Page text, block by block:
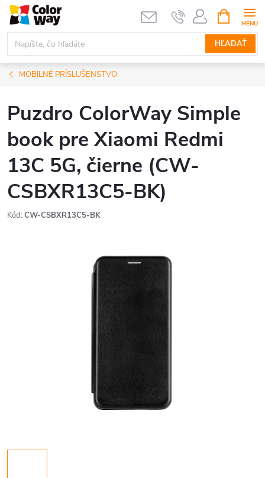
Prejsť
obsah
HĽADAŤ
KOŠÍK
MOBILNÉ PRÍSLUŠENSTVO
Puzdro ColorWay Simple
book pre Xiaomi Redmi
13C 5G, čierne (CW-
CSBXR13C5-BK)
Kód: CW-CSBXR13C5-BK